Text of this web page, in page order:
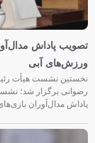
تصویب پاداش
ورزش‌های آبی
نخستین نشست هیأت
رضوانی برگزار شد؛
پاداش مدال‌آوران